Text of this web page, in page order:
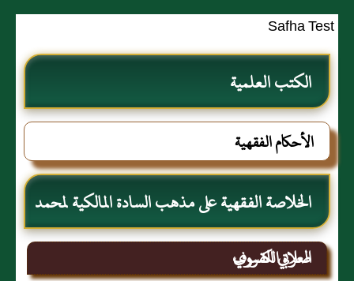
Safha Test
الكتب العلمية
الأحكام الفقهية
الخلاصة الفقهية على مذهب السادة المالكية لمحمد
العربي القروي
صلاة الكسوف